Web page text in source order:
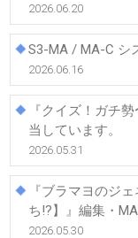
2026.06.20
S3-MA / MA-C シ
2026.06.16
『クイズ！ガチ
当しています。
2026.05.31
『ブラマヨのジ
ち!?】』編集・
2026.05.30